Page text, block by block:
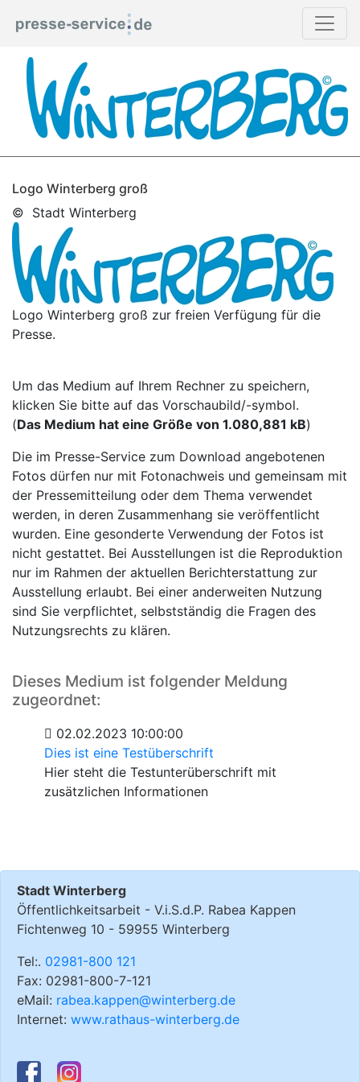
Logo Winterberg groß
© Stadt Winterberg
Logo Winterberg groß zur freien Verfügung für die
Presse.
Um das Medium auf Ihrem Rechner zu speichern,
klicken Sie bitte auf das Vorschaubild/-symbol.
(Das Medium hat eine Größe von 1.080,881 kB)
Die im Presse-Service zum Download angebotenen
Fotos dürfen nur mit Fotonachweis und gemeinsam mit
der Pressemitteilung oder dem Thema verwendet
werden, in deren Zusammenhang sie veröffentlicht
wurden. Eine gesonderte Verwendung der Fotos ist
nicht gestattet. Bei Ausstellungen ist die Reproduktion
nur im Rahmen der aktuellen Berichterstattung zur
Ausstellung erlaubt. Bei einer anderweiten Nutzung
sind Sie verpflichtet, selbstständig die Fragen des
Nutzungsrechts zu klären.
Dieses Medium ist folgender Meldung
zugeordnet:
02.02.2023 10:00:00
Dies ist eine Testüberschrift
Hier steht die Testunterüberschrift mit
zusätzlichen Informationen
Stadt Winterberg
Öffentlichkeitsarbeit - V.i.S.d.P. Rabea Kappen
Fichtenweg 10 - 59955 Winterberg
Tel:. 02981-800 121
Fax: 02981-800-7-121
eMail: rabea.kappen@winterberg.de
Internet: www.rathaus-winterberg.de